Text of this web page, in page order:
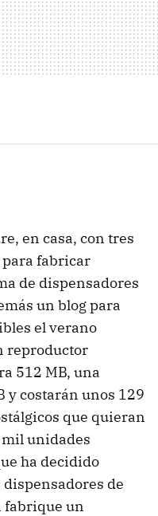
en casa, con tres
fabricar
de dispensadores
un blog para
el verano
reproductor
512 MB, una
y costarán unos 129
que quieran
unidades
ha decidido
de
fabrique un